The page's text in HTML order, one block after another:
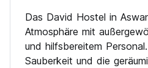
Das David Hostel in
Atmosphäre mit
und hilfsbereitem
Sauberkeit und die